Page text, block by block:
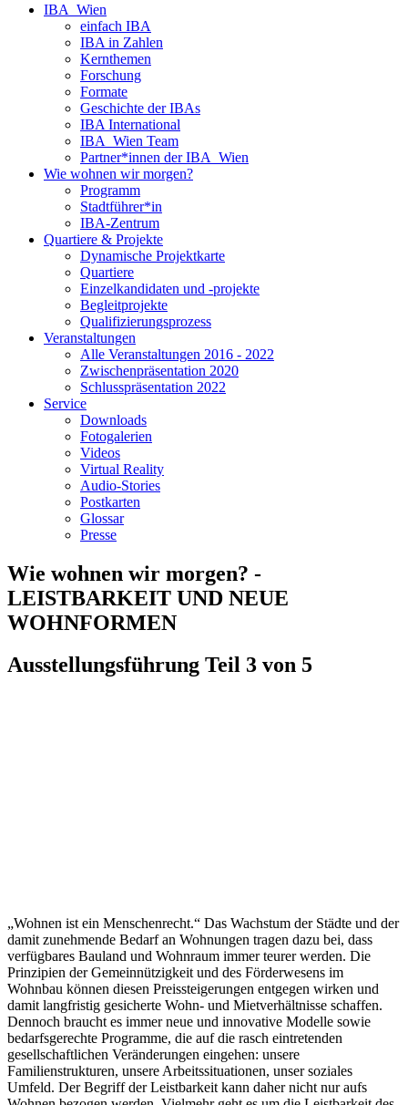
IBA_Wien
einfach IBA
IBA in Zahlen
Kernthemen
Forschung
Formate
Geschichte der IBAs
IBA International
IBA_Wien Team
Partner*innen der IBA_Wien
Wie wohnen wir morgen?
Programm
Stadtführer*in
IBA-Zentrum
Quartiere & Projekte
Dynamische Projektkarte
Quartiere
Einzelkandidaten und -projekte
Begleitprojekte
Qualifizierungsprozess
Veranstaltungen
Alle Veranstaltungen 2016 - 2022
Zwischenpräsentation 2020
Schlusspräsentation 2022
Service
Downloads
Fotogalerien
Videos
Virtual Reality
Audio-Stories
Postkarten
Glossar
Presse
Wie wohnen wir morgen? -
LEISTBARKEIT UND NEUE
WOHNFORMEN
Ausstellungsführung Teil 3 von 5
„Wohnen ist ein Menschenrecht.“ Das Wachstum der Städte und der
damit zunehmende Bedarf an Wohnungen tragen dazu bei, dass
verfügbares Bauland und Wohnraum immer teurer werden. Die
Prinzipien der Gemeinnützigkeit und des Förderwesens im
Wohnbau können diesen Preissteigerungen entgegen wirken und
damit langfristig gesicherte Wohn- und Mietverhältnisse schaffen.
Dennoch braucht es immer neue und innovative Modelle sowie
bedarfsgerechte Programme, die auf die rasch eintretenden
gesellschaftlichen Veränderungen eingehen: unsere
Familienstrukturen, unsere Arbeitssituationen, unser soziales
Umfeld. Der Begriff der Leistbarkeit kann daher nicht nur aufs